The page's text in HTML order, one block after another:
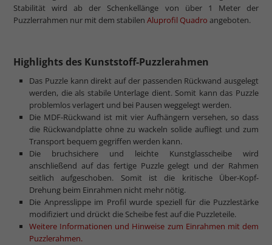
Stabilität wird ab der Schenkellänge von über 1 Meter der
Puzzlerrahmen nur mit dem stabilen Aluprofil Quadro angeboten.
Highlights des Kunststoff-Puzzlerahmen
Das Puzzle kann direkt auf der passenden Rückwand ausgelegt
werden, die als stabile Unterlage dient. Somit kann das Puzzle
problemlos verlagert und bei Pausen weggelegt werden.
Die MDF-Rückwand ist mit vier Aufhängern versehen, so dass
die Rückwandplatte ohne zu wackeln solide aufliegt und zum
Transport bequem gegriffen werden kann.
Die bruchsichere und leichte Kunstglasscheibe wird
anschließend auf das fertige Puzzle gelegt und der Rahmen
seitlich aufgeschoben. Somit ist die kritische Über-Kopf-
Drehung beim Einrahmen nicht mehr nötig.
Die Anpresslippe im Profil wurde speziell für die Puzzlestärke
modifiziert und drückt die Scheibe fest auf die Puzzleteile.
Weitere Informationen und Hinweise zum Einrahmen mit dem
Puzzlerahmen.